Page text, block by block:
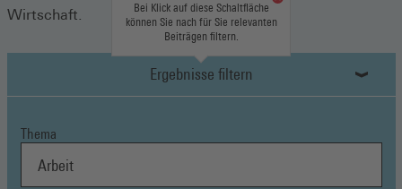
Wirtschaft.
Ergebnisse filtern
Bei Klick auf diese Schaltfläche
können Sie nach für Sie relevanten
Beiträgen filtern.
Thema